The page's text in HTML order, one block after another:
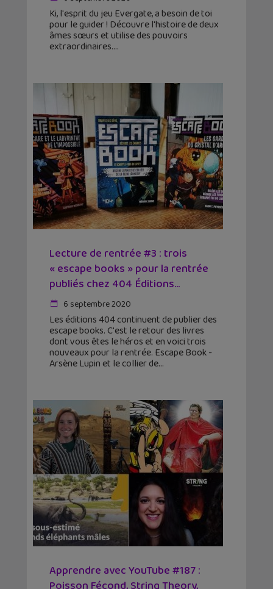
Ki, l'esprit du jeu Evergate, a besoin de toi
pour le guider ! Découvre l'histoire de deux
âmes sœurs et utilise des pouvoirs
extraordinaires.
Lecture de rentrée #3 : trois
« escape books » pour la rentrée
publiés chez 404 Éditions...
6 septembre 2020
Les éditions 404 continuent de publier des
escape books. C'est le retour des livres
dont vous êtes le héros et en voici trois
nouveaux pour la rentrée. Escape Book -
Arsène Lupin et le collier de
Apprendre avec YouTube #187 :